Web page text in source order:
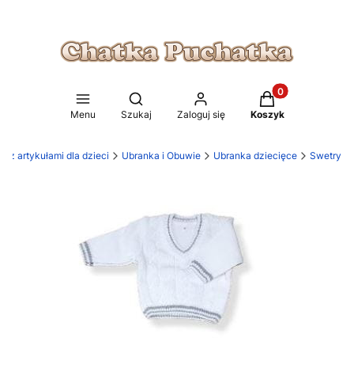
Menu
Otwórz wyszukiwarkę
Szukaj Zaloguj się
Produkty w
Koszyk
z artykułami dla dzieci Ubranka i Obuwie Ubranka dziecięce Swetry